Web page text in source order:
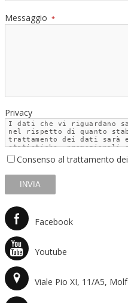
Messaggio *
Privacy
Consenso al trattamento
Facebook
Youtube
Viale Pio XI, 11/A5,